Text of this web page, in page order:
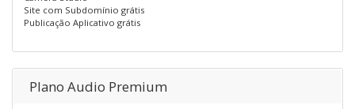
Site com Subdomínio grátis
Publicação Aplicativo grátis
Plano Audio Premium